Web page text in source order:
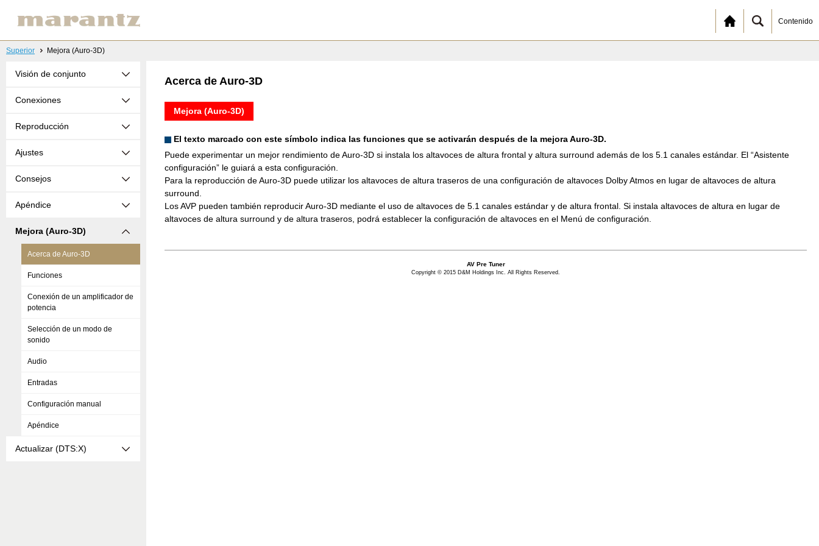
Contenido
Superior Mejora (Auro-3D)
Visión de conjunto
Conexiones
Reproducción
Ajustes
Consejos
Apéndice
Mejora (Auro-3D)
Acerca de Auro-3D
Funciones
Conexión de un amplificador de
potencia
Selección de un modo de
sonido
Audio
Entradas
Configuración manual
Apéndice
Actualizar (DTS:X)
Acerca de Auro-3D
Mejora (Auro-3D)
El texto marcado con este símbolo indica las funciones que se activarán después de la mejora Auro-3D.
Puede experimentar un mejor rendimiento de Auro-3D si instala los altavoces de altura frontal y altura surround además de los 5.1 canales estándar. El “Asistente
configuración” le guiará a esta configuración.
Para la reproducción de Auro-3D puede utilizar los altavoces de altura traseros de una configuración de altavoces Dolby Atmos en lugar de altavoces de altura
surround.
Los AVP pueden también reproducir Auro-3D mediante el uso de altavoces de 5.1 canales estándar y de altura frontal. Si instala altavoces de altura en lugar de
altavoces de altura surround y de altura traseros, podrá establecer la configuración de altavoces en el Menú de configuración.
AV Pre Tuner
Copyright © 2015 D&M Holdings Inc. All Rights Reserved.